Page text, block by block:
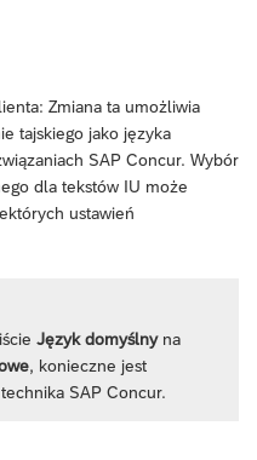
Zmiana ta umożliwia
tajskiego jako języka
SAP Concur. Wybór
dla tekstów IU może
ustawień
Język domyślnyna
, konieczne jest
SAP Concur.